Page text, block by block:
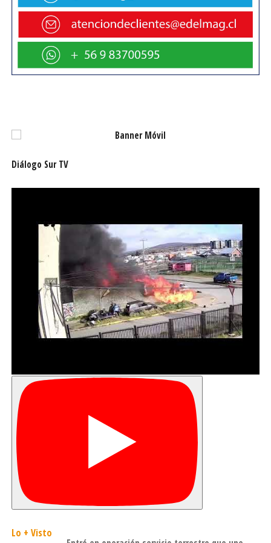
a la organización postulante. Después, se debe
descargar y leer detenidamente las bases del programa y
anexos disponibles, para luego completar y enviar la ficha
de postulación y los documentos requeridos, verificando
que cumplan con el formato, contenido y firmas
solicitadas, en el plazo establecido.
brindan orientación gratuita en el proceso vía web, de
Diálogo Sur TV
Lo + Visto